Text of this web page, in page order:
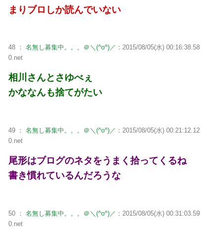
まりブロしか読んでいない
48 ： 名無し募集中。。。＠＼(^o^)／ ：2015/08/05(水) 00:16:38.58
0.net
相川さんとさゆべぇ
かななんも捨てがたい
49 ： 名無し募集中。。。＠＼(^o^)／ ：2015/08/05(水) 00:21:12.12
0.net
尾形はブログのネタをうまく拾ってくるね
書き慣れているんだろうな
50 ： 名無し募集中。。。＠＼(^o^)／ ：2015/08/05(水) 00:31:03.59
0.net